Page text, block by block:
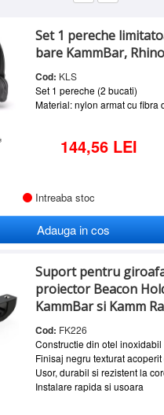
Set 1 pereche
bare KammBar,
Cod: KLS
Set 1 pereche (2 bucati)
Material: nylon armat cu fibra
144,56 LEI
Intreaba stoc
Adauga in cos
Suport pentru
proiector Beacon
KammBar si Kamm
Cod: FK226
Constructie din otel inoxidabil
Finisaj negru texturat
Usor, durabil si rezistent la
Instalare rapida si usoara